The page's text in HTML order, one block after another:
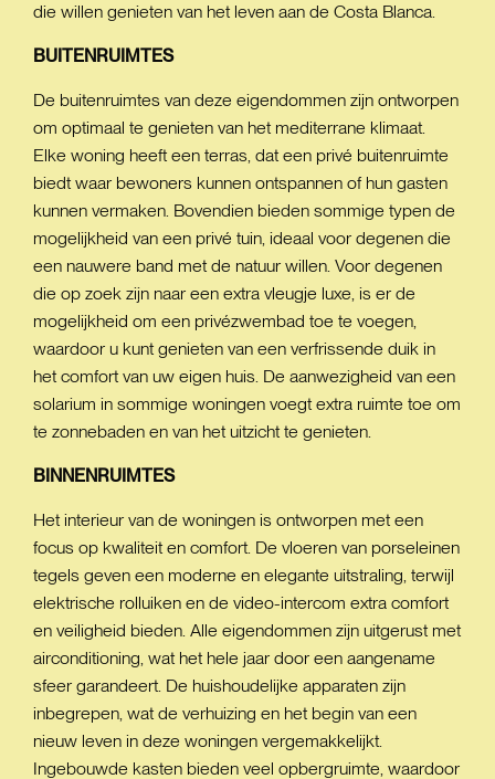
die willen genieten van het leven aan de Costa Blanca.
BUITENRUIMTES
De buitenruimtes van deze eigendommen zijn ontworpen
om optimaal te genieten van het mediterrane klimaat.
Elke woning heeft een terras, dat een privé buitenruimte
biedt waar bewoners kunnen ontspannen of hun gasten
kunnen vermaken. Bovendien bieden sommige typen de
mogelijkheid van een privé tuin, ideaal voor degenen die
een nauwere band met de natuur willen. Voor degenen
die op zoek zijn naar een extra vleugje luxe, is er de
mogelijkheid om een privézwembad toe te voegen,
waardoor u kunt genieten van een verfrissende duik in
het comfort van uw eigen huis. De aanwezigheid van een
solarium in sommige woningen voegt extra ruimte toe om
te zonnebaden en van het uitzicht te genieten.
BINNENRUIMTES
Het interieur van de woningen is ontworpen met een
focus op kwaliteit en comfort. De vloeren van porseleinen
tegels geven een moderne en elegante uitstraling, terwijl
elektrische rolluiken en de video-intercom extra comfort
en veiligheid bieden. Alle eigendommen zijn uitgerust met
airconditioning, wat het hele jaar door een aangename
sfeer garandeert. De huishoudelijke apparaten zijn
inbegrepen, wat de verhuizing en het begin van een
nieuw leven in deze woningen vergemakkelijkt.
Ingebouwde kasten bieden veel opbergruimte, waardoor